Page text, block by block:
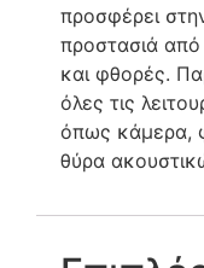
προσφέρει
προστασιά από
και φθορές.
όλες τις
όπως κάμερα,
θύρα